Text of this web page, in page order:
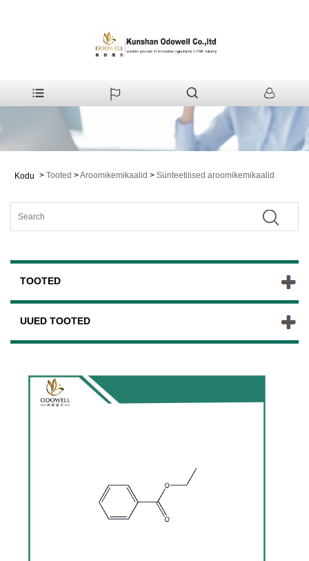
Kodu > Tooted >Aroomikemikaalid > Sünteetilised aroomikemikaalid
TOOTED
UUED TOOTED